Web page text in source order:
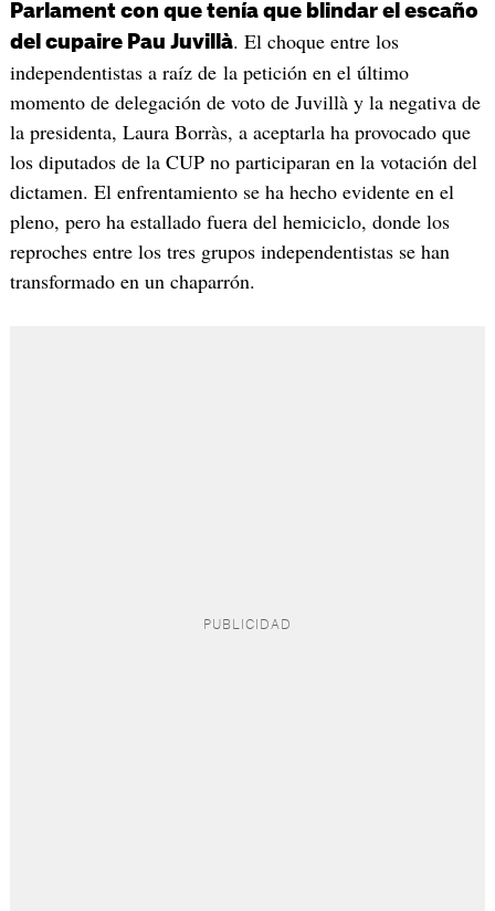
Parlament con que tenía que blindar el escaño
del cupaire Pau Juvillà. El choque entre los
independentistas a raíz de la petición en el último
momento de delegación de voto de Juvillà y la negativa de
la presidenta, Laura Borràs, a aceptarla ha provocado que
los diputados de la CUP no participaran en la votación del
dictamen. El enfrentamiento se ha hecho evidente en el
pleno, pero ha estallado fuera del hemiciclo, donde los
reproches entre los tres grupos independentistas se han
transformado en un chaparrón.